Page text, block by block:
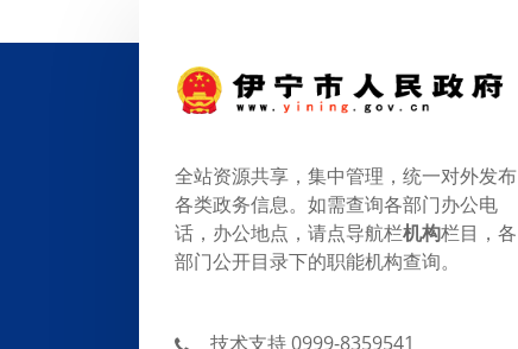
全站资源共享，集中管理，统一对外发布
各类政务信息。如需查询各部门办公电
话，办公地点，请点导航栏机构栏目，各
部门公开目录下的职能机构查询。
技术支持 0999-8359541